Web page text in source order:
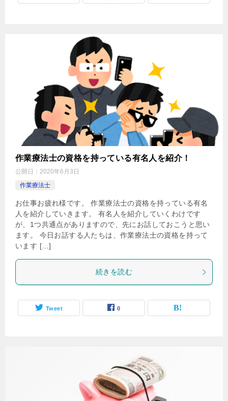
作業療法士の資格を持っている有名人を紹介！
公開日： 2020年6月3日
作業療法士
お仕事お疲れ様です。 作業療法士の資格を持っている有名
人を紹介していきます。 有名人を紹介していくわけです
が、1つ共通点がありますので、先にお話しておこうと思い
ます。 今日お話する人たちは、作業療法士の資格を持って
います […]
続きを読む
Tweet 0